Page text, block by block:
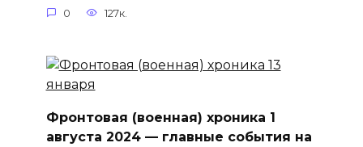
0 127к.
Фронтовая (военная) хроника 1
августа 2024 — главные события на